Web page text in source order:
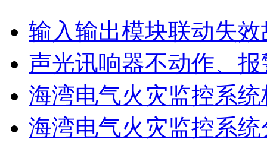
输入输出模块联动失效
声光讯响器不动作、
海湾电气火灾监控系
海湾电气火灾监控系